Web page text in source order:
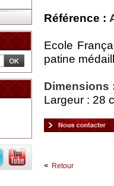
Référence :
Ecole
patine
Dimensions
Largeur : 28
Retour